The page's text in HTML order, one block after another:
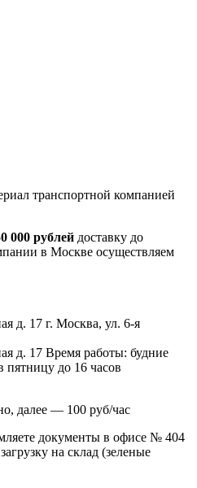
транспортной компанией
000 рублей доставку до
в Москве осуществляем
г. Москва, ул. 6-я
Время работы: будние
пятницу до 16 часов
далее — 100 руб/час
документы в офисе № 404
на склад (зеленые